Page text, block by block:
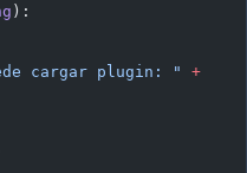
):
cargar plugin: "
+